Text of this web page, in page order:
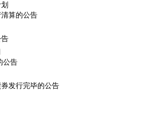
算的公告
公告
发行完毕的公告